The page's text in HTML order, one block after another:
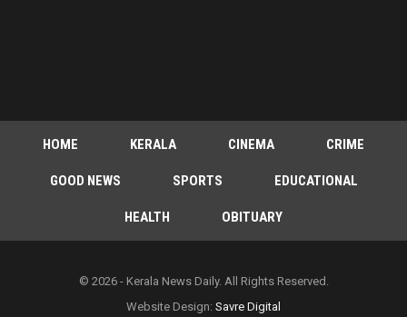
HOME KERALA CINEMA CRIME
GOOD NEWS SPORTS EDUCATIONAL
HEALTH OBITUARY
© 2026 - Kerala News Daily. All Rights Reserved.
Website Design: Savre Digital